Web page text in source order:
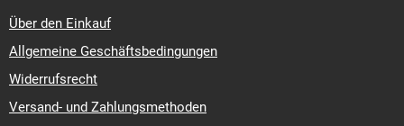
Über den Einkauf
Allgemeine Geschäftsbedingungen
Widerrufsrecht
Versand- und Zahlungsmethoden